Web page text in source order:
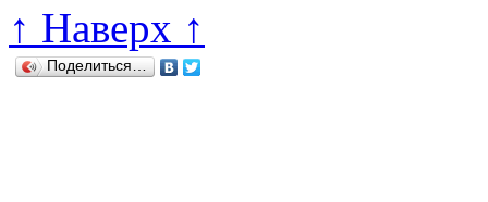
↑ Наверх ↑
Поделиться…